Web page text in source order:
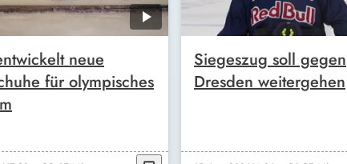
neue
für olympisches
Siegeszug soll gegen
Dresden weitergehen